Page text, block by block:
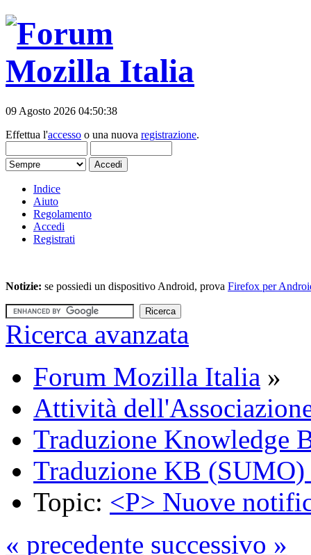
09 Agosto 2026 04:50:38
Effettua l'accesso o una nuova registrazione.
Indice
Aiuto
Regolamento
Accedi
Registrati
Notizie: se possiedi un dispositivo Android, prova Firefox per
Ricerca avanzata
Forum Mozilla Italia »
Attività
Traduzione Knowledge
Traduzione KB
Topic: <P> Nuove
« precedente successivo »